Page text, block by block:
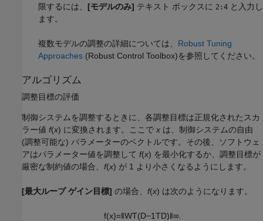
限するには、 [モデルのみ] テキスト ボックスに 2:4 と入力し
ます。
複数モデルの調整の詳細については、 Robust Tuning
Approaches (Robust Control Toolbox)を参照してください。
アルゴリズム
調整目標の評価
制御システムを調整するときに、各調整目標は正規化されたスカ
ラー値 f(x) に変換されます。ここで x は、制御システムの自由
(調整可能な) パラメーターのベクトルです。その後、ソフトウェ
アはパラメーター値を調整して f(x) を最小化するか、調整目標が
厳密な制約値の場合、 f(x) が 1 より小さくなるようにします。
[最大ループ ゲイン目標] の場合、 f(x) は次のようになります。
f(x)=‖WT(D−1TD)‖∞.